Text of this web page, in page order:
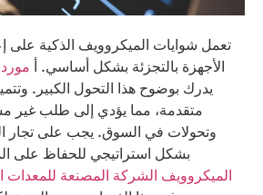
تعمل شوايات الميكروويف الذكية على
الأجهزة بالتجزئة بشكل أساسي. أ
يدرك بوضوح هذا التحول الكبير.
متقدمة، مما يؤدي إلى طلب غير
وتحولات في السوق. يجب على تجار
بشكل استراتيجي للحفاظ على
الميكروويف الشركة المصنعة للمعدات